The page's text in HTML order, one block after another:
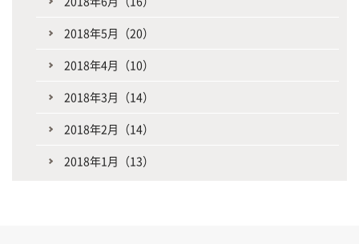
2018年5月（20）
2018年4月（10）
2018年3月（14）
2018年2月（14）
2018年1月（13）